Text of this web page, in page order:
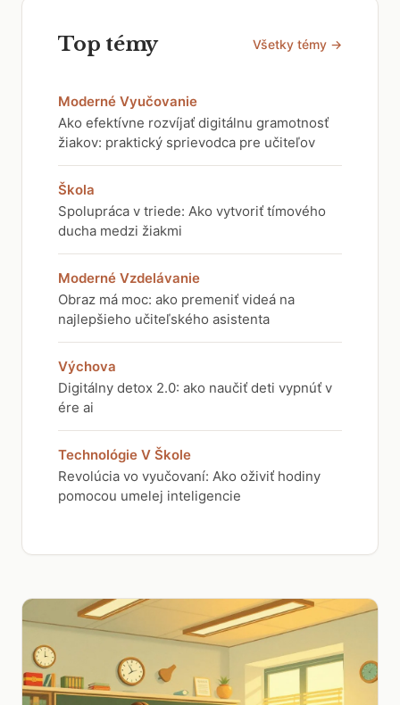
Top témy Všetky témy →
Moderné Vyučovanie
Ako efektívne rozvíjať digitálnu gramotnosť
žiakov: praktický sprievodca pre učiteľov
Škola
Spolupráca v triede: Ako vytvoriť tímového
ducha medzi žiakmi
Moderné Vzdelávanie
Obraz má moc: ako premeniť videá na
najlepšieho učiteľského asistenta
Výchova
Digitálny detox 2.0: ako naučiť deti vypnúť v
ére ai
Technológie V Škole
Revolúcia vo vyučovaní: Ako oživiť hodiny
pomocou umelej inteligencie